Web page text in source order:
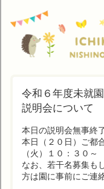
令和６年度未就
説明会について
本日の説明会無事終
本日（２０日）ご都
（火）１０：３０
なお、若干名募集も
方は園に事前にご連